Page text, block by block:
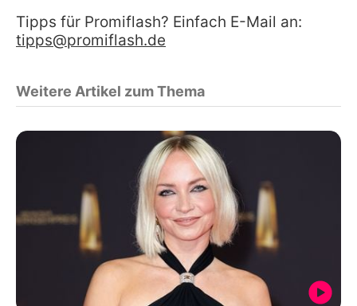
Tipps für Promiflash? Einfach E-Mail an:
tipps@promiflash.de
Weitere Artikel zum Thema